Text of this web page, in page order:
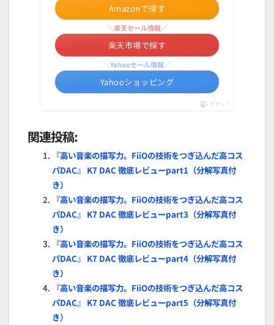
Amazonで探す
＼楽天セール情報／
楽天市場で探す
＼Yahooセール情報／
Yahooショッピング
ポチップ
関連投稿:
『高い音楽の描写力。FiiOの技術をつぎ込んだ高コス
パDAC』 K7 DAC 徹底レビューpart1（分解写真付
き）
『高い音楽の描写力。FiiOの技術をつぎ込んだ高コス
パDAC』 K7 DAC 徹底レビューpart3（分解写真付
き）
『高い音楽の描写力。FiiOの技術をつぎ込んだ高コス
パDAC』 K7 DAC 徹底レビューpart4（分解写真付
き）
『高い音楽の描写力。FiiOの技術をつぎ込んだ高コス
パDAC』 K7 DAC 徹底レビューpart5（分解写真付
き）